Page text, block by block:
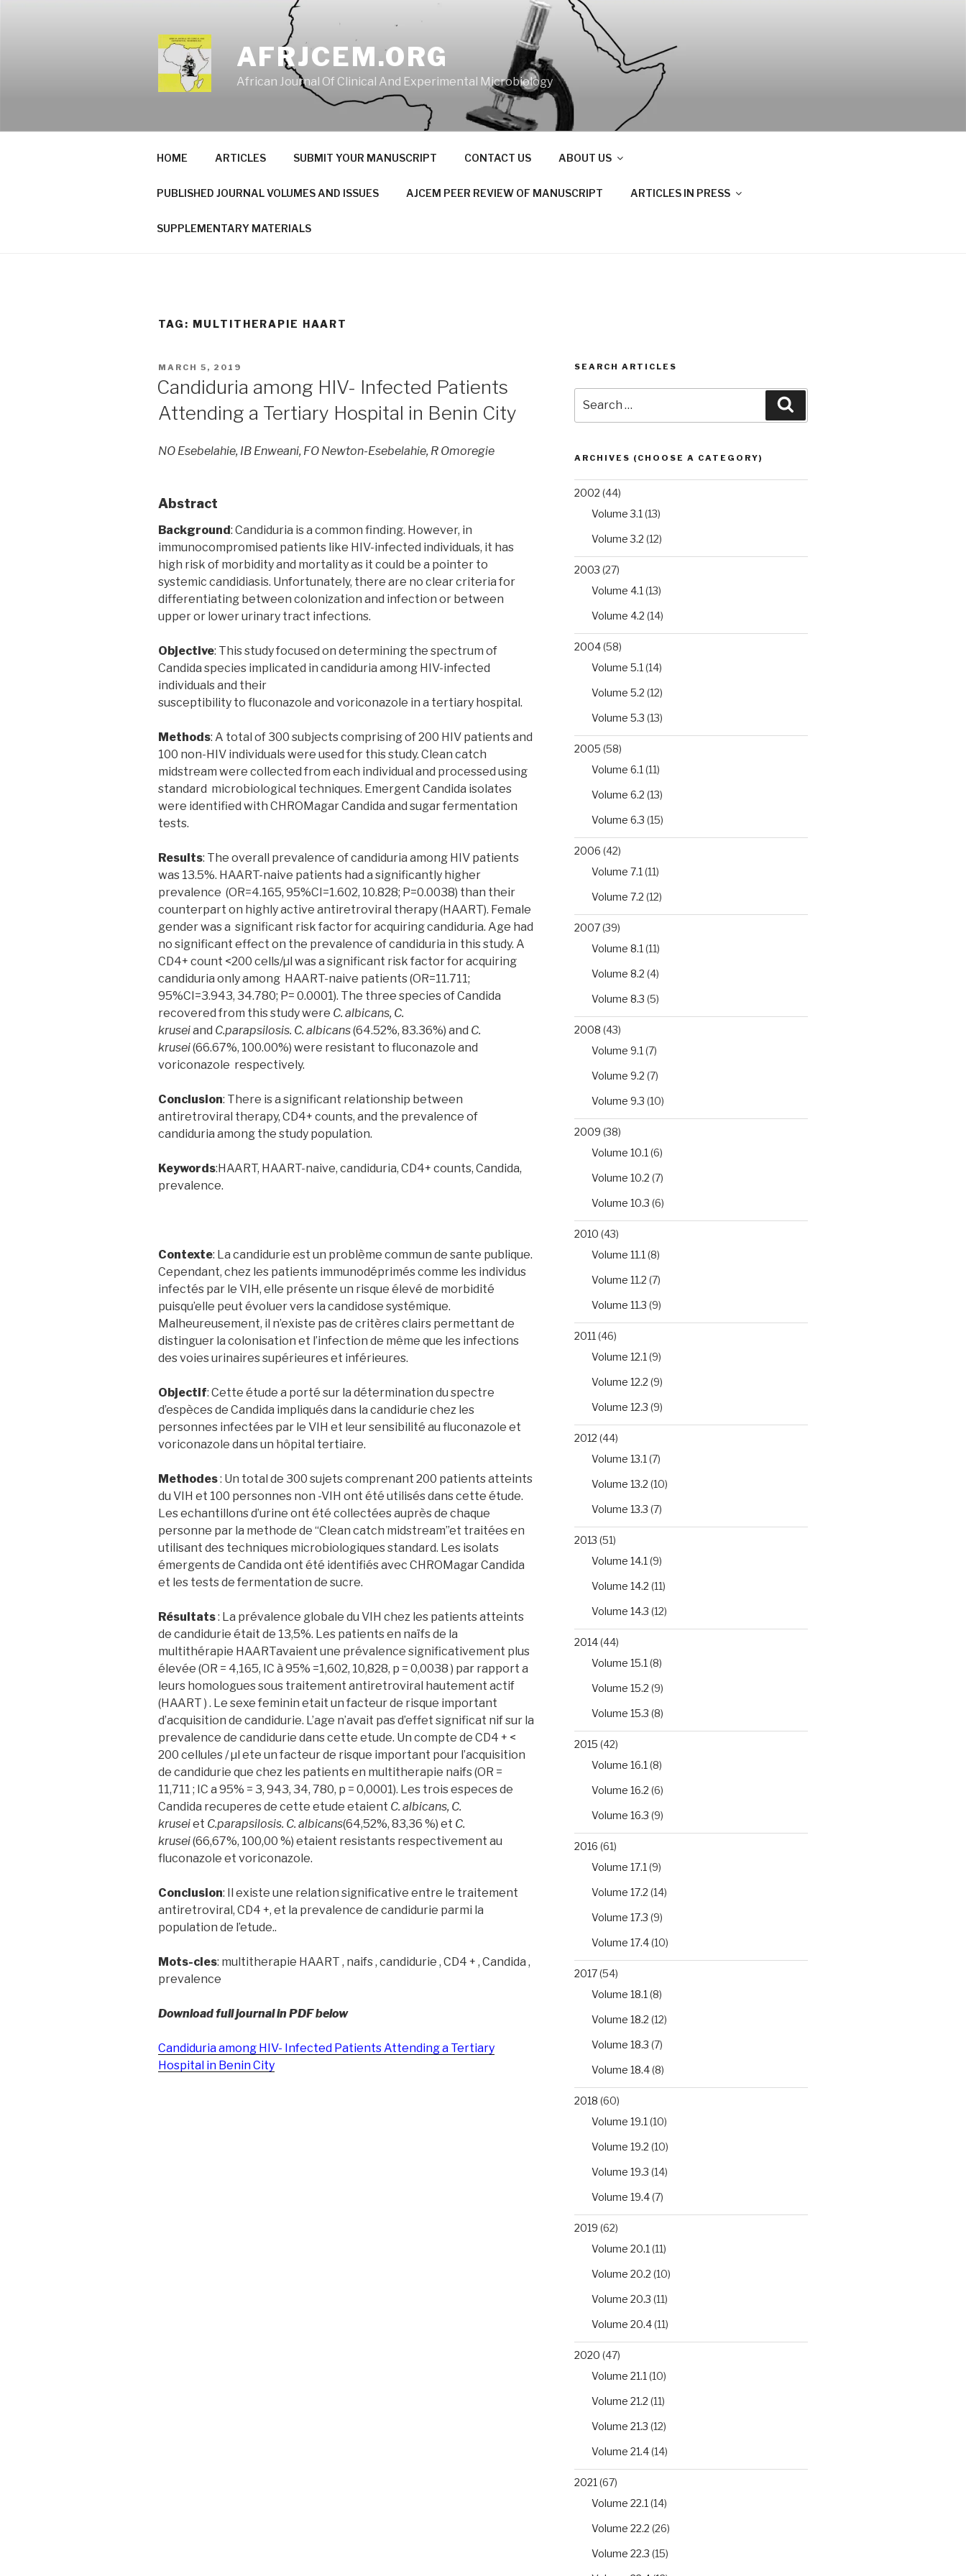
AFRJCEM.ORG
African Journal Of Clinical And Experimental Microbiology
HOME ARTICLES SUBMIT YOUR MANUSCRIPT CONTACT US ABOUT US
PUBLISHED JOURNAL VOLUMES AND ISSUES AJCEM PEER REVIEW OF MANUSCRIPT ARTICLES IN PRESS
SUPPLEMENTARY MATERIALS
TAG: MULTITHERAPIE HAART
POSTED
MARCH 5, 2019
Candiduria among HIV- Infected Patients
Attending a Tertiary Hospital in Benin City
NO Esebelahie, IB Enweani, FO Newton-Esebelahie, R Omoregie
Abstract
Background : Candiduria is a common finding. However, in
immunocompromised patients like HIV-infected individuals, it has
high risk of morbidity and mortality as it could be a pointer to
systemic candidiasis. Unfortunately, there are no clear criteria for
differentiating between colonization and infection or between
upper or lower urinary tract infections.
Objective: This study focused on determining the spectrum of
Candida species implicated in candiduria among HIV-infected
individuals and their
susceptibility to fluconazole and voriconazole in a tertiary hospital.
Methods: A total of 300 subjects comprising of 200 HIV patients and
100 non-HIV individuals were used for this study. Clean catch
midstream were collected from each individual and processed using
standard microbiological techniques. Emergent Candida isolates
were identified with CHROMagar Candida and sugar fermentation
tests.
Results: The overall prevalence of candiduria among HIV patients
was 13.5%. HAART-naive patients had a significantly higher
prevalence (OR=4.165, 95%CI=1.602, 10.828; P=0.0038) than their
counterpart on highly active antiretroviral therapy (HAART). Female
gender was a significant risk factor for acquiring candiduria. Age had
no significant effect on the prevalence of candiduria in this study. A
CD4+ count <200 cells/µl was a significant risk factor for acquiring
candiduria only among HAART-naive patients (OR=11.711;
95%CI=3.943, 34.780; P= 0.0001). The three species of Candida
recovered from this study were C. albicans, C.
kruseiand C.parapsilosis. C. albicans(64.52%, 83.36%) and C.
krusei(66.67%, 100.00%) were resistant to fluconazole and
voriconazole respectively.
Conclusion: There is a significant relationship between
antiretroviral therapy, CD4+ counts, and the prevalence of
candiduria among the study population.
Keywords:HAART, HAART-naive, candiduria, CD4+ counts, Candida,
prevalence.
Contexte: La candidurie est un problème commun de sante publique.
Cependant, chez les patients immunodéprimés comme les individus
infectés par le VIH, elle présente un risque élevé de morbidité
puisqu’elle peut évoluer vers la candidose systémique.
Malheureusement, il n’existe pas de critères clairs permettant de
distinguer la colonisation et l’infection de même que les infections
des voies urinaires supérieures et inférieures.
Objectif: Cette étude a porté sur la détermination du spectre
d’espèces de Candida impliqués dans la candidurie chez les
personnes infectées par le VIH et leur sensibilité au fluconazole et
voriconazole dans un hôpital tertiaire.
Methodes: Un total de 300 sujets comprenant 200 patients atteints
du VIH et 100 personnes non -VIH ont été utilisés dans cette étude.
Les echantillons d’urine ont été collectées auprès de chaque
personne par la methode de ‘‘Clean catch midstream’’et traitées en
utilisant des techniques microbiologiques standard. Les isolats
émergents de Candida ont été identifiés avec CHROMagar Candida
et les tests de fermentation de sucre.
Résultats: La prévalence globale du VIH chez les patients atteints
de candidurie était de 13,5%. Les patients en naïfs de la
multithérapie HAARTavaient une prévalence significativement plus
élevée (OR = 4,165, IC à 95% =1,602, 10,828, p = 0,0038 ) par rapport a
leurs homologues sous traitement antiretroviral hautement actif
(HAART ) . Le sexe feminin etait un facteur de risque important
d’acquisition de candidurie. L’age n’avait pas d’effet significat nif sur la
prevalence de candidurie dans cette etude. Un compte de CD4 + <
200 cellules / µl ete un facteur de risque important pour l’acquisition
de candidurie que chez les patients en multitherapie naifs (OR =
11,711 ; IC a 95% = 3, 943, 34, 780, p = 0,0001). Les trois especes de
Candida recuperes de cette etude etaient C. albicans, C.
kruseiet C.parapsilosis. C. albicans(64,52%, 83,36 %) et C.
krusei(66,67%, 100,00 %) etaient resistants respectivement au
fluconazole et voriconazole.
Conclusion: Il existe une relation significative entre le traitement
antiretroviral, CD4 +, et la prevalence de candidurie parmi la
population de l’etude..
Mots-cles: multitherapie HAART , naifs , candidurie , CD4 + , Candida ,
prevalence
Download full journal in PDF below
Candiduria among HIV- Infected Patients Attending a Tertiary
Hospital in Benin City
SEARCH ARTICLES
for:
ARCHIVES (CHOOSE A CATEGORY)
2002 (44)
Volume 3.1 (13)
Volume 3.2 (12)
2003 (27)
Volume 4.1 (13)
Volume 4.2 (14)
2004(58)
Volume 5.1 (14)
Volume 5.2 (12)
Volume 5.3 (13)
2005 (58)
Volume 6.1 (11)
Volume 6.2 (13)
Volume 6.3 (15)
2006 (42)
Volume 7.1 (11)
Volume 7.2 (12)
2007(39)
Volume 8.1 (11)
Volume 8.2 (4)
Volume 8.3 (5)
2008 (43)
Volume 9.1 (7)
Volume 9.2 (7)
Volume 9.3 (10)
2009 (38)
Volume 10.1 (6)
Volume 10.2 (7)
Volume 10.3 (6)
2010 (43)
Volume 11.1 (8)
Volume 11.2 (7)
Volume 11.3 (9)
2011 (46)
Volume 12.1 (9)
Volume 12.2 (9)
Volume 12.3 (9)
2012 (44)
Volume 13.1 (7)
Volume 13.2 (10)
Volume 13.3 (7)
2013 (51)
Volume 14.1 (9)
Volume 14.2 (11)
Volume 14.3 (12)
2014(44)
Volume 15.1 (8)
Volume 15.2 (9)
Volume 15.3 (8)
2015 (42)
Volume 16.1 (8)
Volume 16.2 (6)
Volume 16.3 (9)
2016 (61)
Volume 17.1 (9)
Volume 17.2 (14)
Volume 17.3 (9)
Volume 17.4(10)
2017(54)
Volume 18.1 (8)
Volume 18.2 (12)
Volume 18.3 (7)
Volume 18.4(8)
2018 (60)
Volume 19.1 (10)
Volume 19.2 (10)
Volume 19.3 (14)
Volume 19.4(7)
2019 (62)
Volume 20.1 (11)
Volume 20.2 (10)
Volume 20.3 (11)
Volume 20.4(11)
2020 (47)
Volume 21.1 (10)
Volume 21.2 (11)
Volume 21.3 (12)
Volume 21.4(14)
2021 (67)
Volume 22.1 (14)
Volume 22.2 (26)
Volume 22.3 (15)